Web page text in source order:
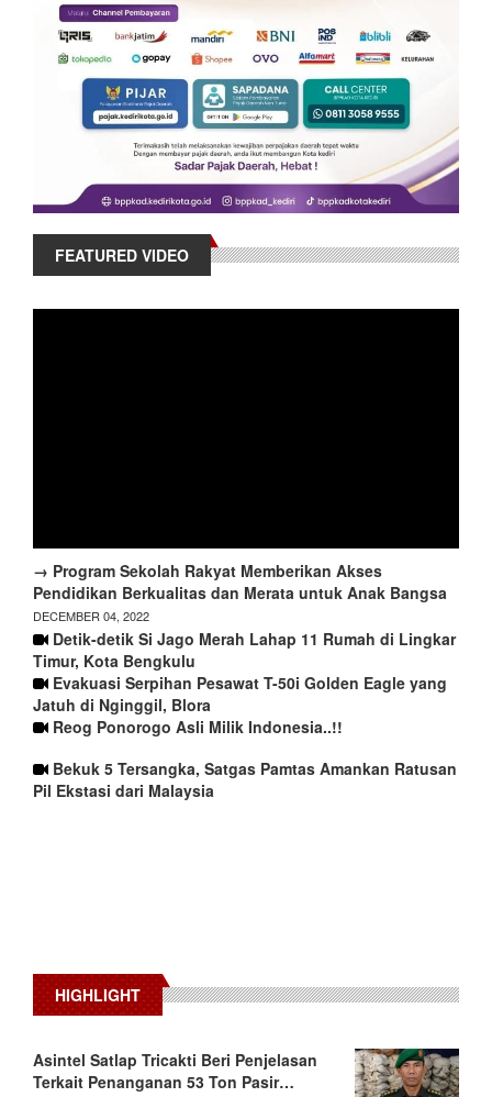
FEATURED VIDEO
→ Program Sekolah Rakyat Memberikan Akses
Pendidikan Berkualitas dan Merata untuk Anak Bangsa
DECEMBER 04, 2022
Detik-detik Si Jago Merah Lahap 11 Rumah di Lingkar
Timur, Kota Bengkulu
Evakuasi Serpihan Pesawat T-50i Golden Eagle yang
Jatuh di Nginggil, Blora
Reog Ponorogo Asli Milik Indonesia..!!
Bekuk 5 Tersangka, Satgas Pamtas Amankan Ratusan
Pil Ekstasi dari Malaysia
HIGHLIGHT
Asintel Satlap Tricakti Beri Penjelasan
Terkait Penanganan 53 Ton Pasir…